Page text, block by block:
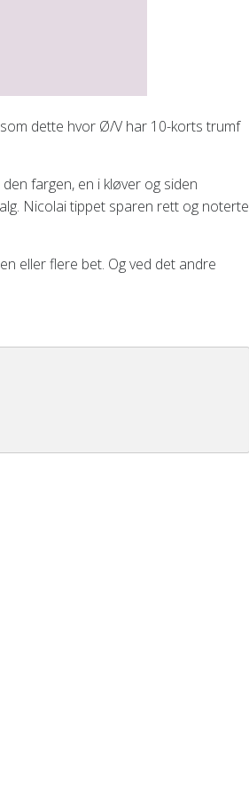
dette hvor Ø/V har 10-korts trumf
fargen, en i kløver og siden
Nicolai tippet sparen rett og noterte
eller flere bet. Og ved det andre